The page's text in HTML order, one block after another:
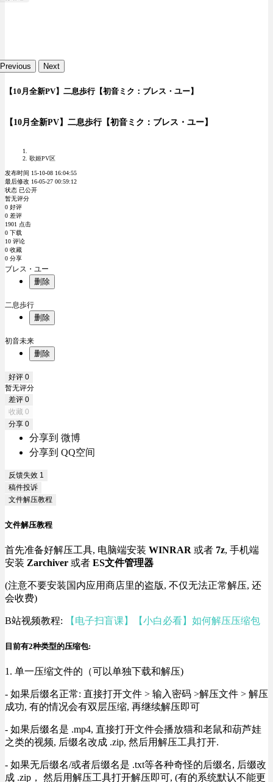
Previous Next
【10月全新PV】二息歩行【初音ミク：ブレス・ユー】
【10月全新PV】二息歩行【初音ミク：ブレス・ユー】
歌姬PV区
发布时间 15-10-08 16:04:55
最后修改 16-05-27 00:59:12
状态 已公开
暂无评分
0 好评
0 差评
1901 点击
0 下载
10 评论
0 收藏
0 分享
ブレス・ユー
删除
二息歩行
删除
初音未来
删除
好评 0
暂无评分
差评 0
收藏 0
分享 0
分享到 微博
分享到 QQ空间
反馈失效 1
稿件投诉
文件解压教程
文件解压教程
首先准备好解压工具, 电脑端安装 WINRAR 或者 7z, 手机端
安装 Zarchiver 或者 ES文件管理器
(注意不要安装国内应用商店里的盗版, 不仅无法正常解压, 还
会收费)
B站视频教程: 【电子扫盲课】【小白必看】如何解压压缩包
目前有2种类型的压缩包:
1. 单一压缩文件的（可以单独下载和解压)
- 如果后缀名正常: 直接打开文件 > 输入密码 >解压文件 > 解压
成功, 有的情况会有双层压缩, 再继续解压即可
- 如果后缀名是 .mp4, 直接打开文件会播放猫和老鼠和葫芦娃
之类的视频, 后缀名改成 .zip, 然后用解压工具打开.
- 如果无后缀名/或者后缀名是 .txt等各种奇怪的后缀名, 后缀改
成 .zip， 然后用解压工具打开解压即可, (有的系统默认不能更